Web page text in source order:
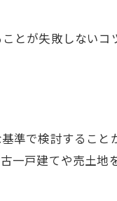
とが失敗しないコ
準で検討すること
一戸建てや売土地